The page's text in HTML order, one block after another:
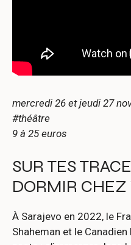
mercredi 26 et jeudi 27
#théâtre
9 à 25 euros
SUR TES
DORMIR CHEZ
À Sarajevo en 2022, le
Shaheman et le